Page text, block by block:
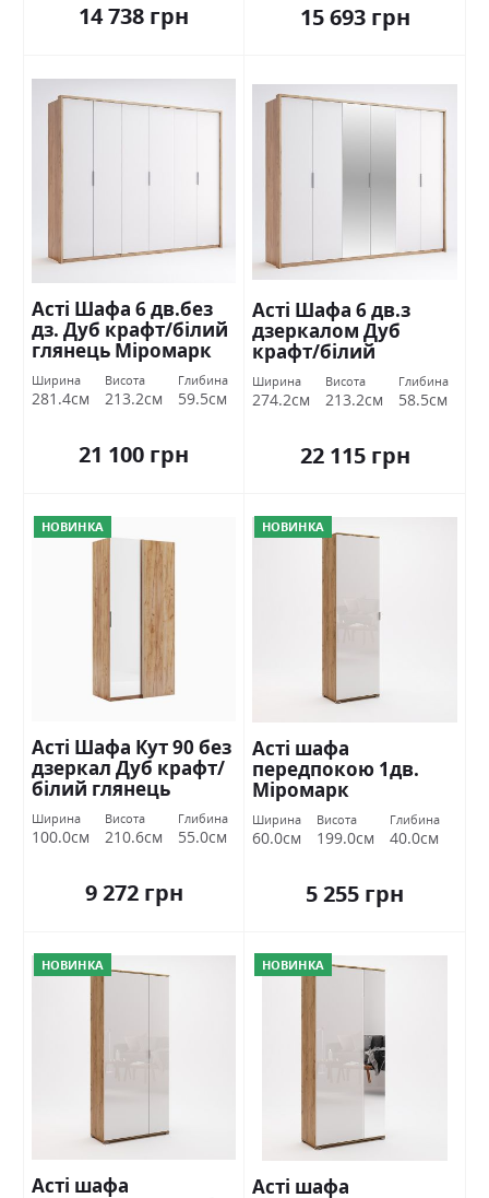
14 738 грн 15 693 грн
Асті Шафа 6 дв.без
дз. Дуб крафт/білий
глянець Міромарк
Ширина
281.4см
Висота
213.2см
Глибина
59.5см
21 100 грн
Асті Шафа 6 дв.з
дзеркалом Дуб
крафт/білий
глянець Міромарк
Ширина
274.2см
Висота
213.2см
Глибина
58.5см
22 115 грн
НОВИНКА
Асті Шафа Кут 90 без
дзеркал Дуб крафт/
білий глянець
Міромарк
Ширина
100.0см
Висота
210.6см
Глибина
55.0см
9 272 грн
НОВИНКА
Асті шафа
передпокою 1дв.
Міромарк
Ширина
60.0см
Висота
199.0см
Глибина
40.0см
5 255 грн
НОВИНКА
Асті шафа
НОВИНКА
Асті шафа